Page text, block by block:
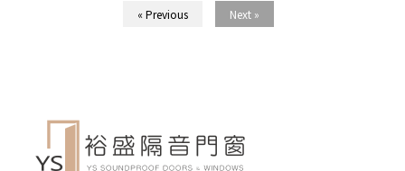
« Previous Next »